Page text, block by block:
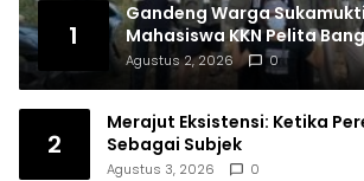
1
Gandeng Warga
Mahasiswa KKN Pelita
Drainase Desa
Agustus 2, 2026 0
2
Merajut Eksistensi: Ketika
Sebagai Subjek
Agustus 3, 2026 0